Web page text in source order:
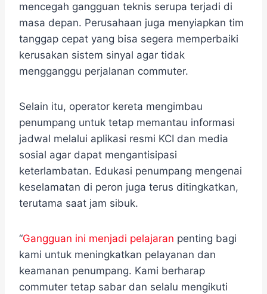
mencegah gangguan teknis serupa terjadi di
masa depan. Perusahaan juga menyiapkan tim
tanggap cepat yang bisa segera memperbaiki
kerusakan sistem sinyal agar tidak
mengganggu perjalanan commuter.
Selain itu, operator kereta mengimbau
penumpang untuk tetap memantau informasi
jadwal melalui aplikasi resmi KCI dan media
sosial agar dapat mengantisipasi
keterlambatan. Edukasi penumpang mengenai
keselamatan di peron juga terus ditingkatkan,
terutama saat jam sibuk.
“Gangguan ini menjadi pelajaran penting bagi
kami untuk meningkatkan pelayanan dan
keamanan penumpang. Kami berharap
commuter tetap sabar dan selalu mengikuti